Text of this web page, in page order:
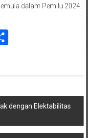
dalam Pemilu 2024.
Share
dengan Elektabilitas